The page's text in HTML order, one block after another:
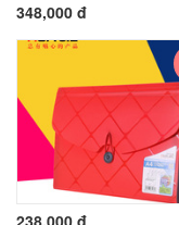
348,000 đ
238,000 đ